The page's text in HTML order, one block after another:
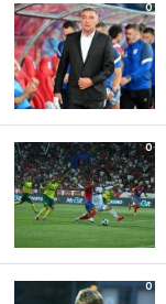
0
0
0